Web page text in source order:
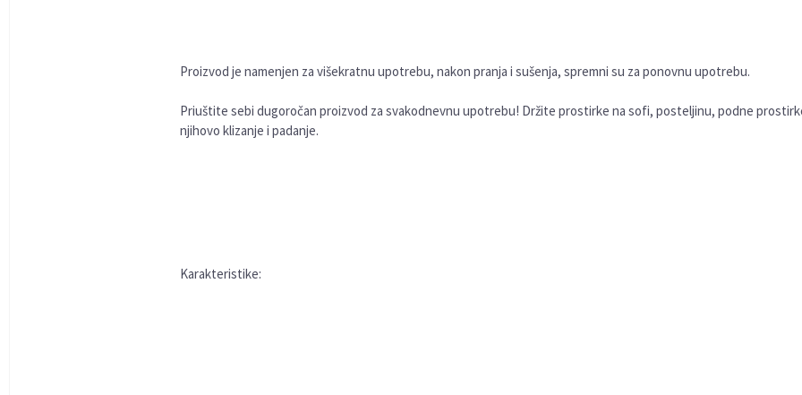
Proizvod je namenjen za višekratnu upotrebu, nakon pranja i sušenja, spremni su za ponovnu upotrebu.
Priuštite sebi dugoročan proizvod za svakodnevnu upotrebu! Držite prostirke na sofi, posteljinu, podne
njihovo klizanje i padanje.
Karakteristike: